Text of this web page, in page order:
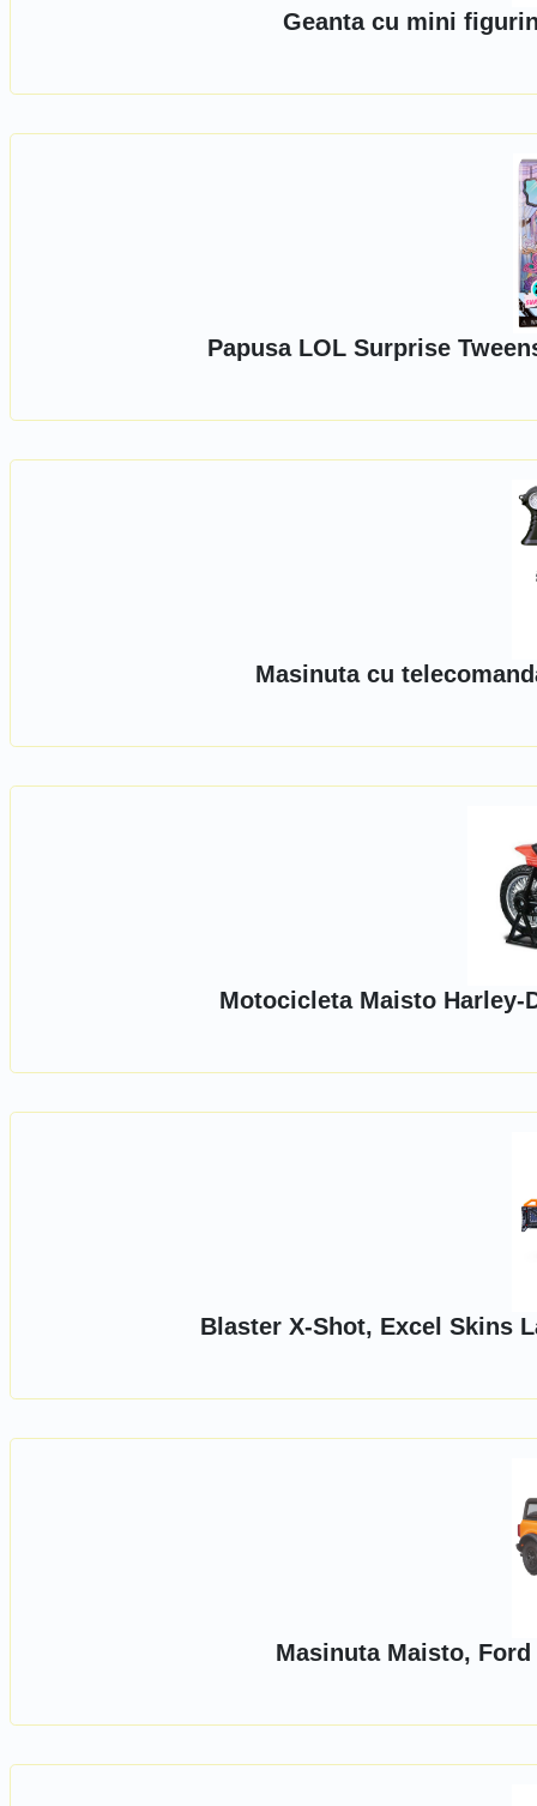
Geanta cu mini
Papusa LOL Surprise
Masinuta cu
Motocicleta Maisto Harley-
Blaster X-Shot, Excel Skins
Masinuta Maisto,